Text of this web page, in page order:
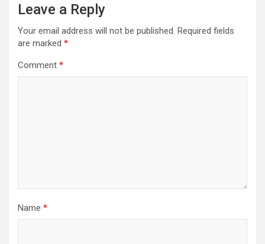
Leave a Reply
Your email address will not be published. Required fields
are marked *
Comment *
Name *